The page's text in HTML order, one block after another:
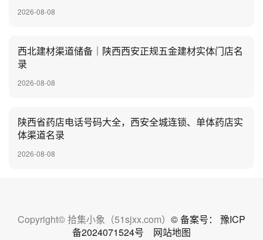
2026-08-08
西北建材渠道储备｜陕西西安正规五金建材实体门店名
录
2026-08-08
陕西省药店电话号码大全，西安全城连锁、单体药店实
体渠道名录
2026-08-08
Copyright© 拾集小象（51sjxx.com） © 备案号： 豫ICP
备2024071524号
网站地图